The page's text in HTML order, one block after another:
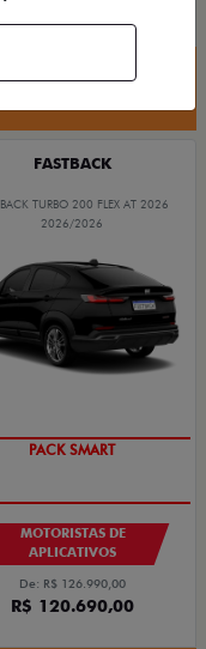
Quero agora!
FASTBACK
TURBO 200 FLEX AT 2026
2026/2026
PACK SMART
MOTORISTAS DE
APLICATIVOS
De: R$ 126.990,00
R$ 120.690,00